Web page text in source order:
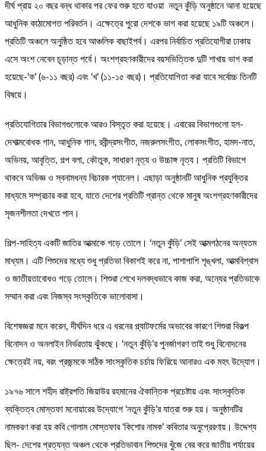
দীর্ঘ প্রায় ২০ বছর বন্ধ থাকার পর ফের শুরু হতে যাওয়া নতুন কুঁড়ি অনুষ্ঠানে আনা হয়েছে
আধুনিক কাঠামোগত পরিবর্তন। এক্ষেত্রে পুরো দেশকে ভাগ করা হয়েছে ১৯টি অঞ্চলে।
প্রতিটি অঞ্চলে অনুষ্ঠিত হবে আঞ্চলিক বাছাইপর্ব। এরপর নির্বাচিত প্রতিযোগীরা ঢাকায়
এসে অংশ নেবেন চূড়ান্ত পর্বে। অংশগ্রহণকারীদের বয়সভিত্তিক দুটি শাখায় ভাগ করা
হয়েছে-‘ক’ (৬-১১ বছর) এবং ‘খ’ (১১-১৫ বছর)। প্রতিযোগিতা করা যাবে সর্বোচ্চ তিনটি
বিষয়ে।
প্রতিযোগিতার বিভাগগুলোকে আরও বিস্তৃত করা হয়েছে। এবারের বিভাগগুলো হল-
দেশাত্মবোধক গান, আধুনিক গান, রবীন্দ্রসংগীত, নজরুলসংগীত, লোকসংগীত, হামদ-নাত,
অভিনয়, আবৃত্তি, গল্প বলা, কৌতুক, সাধারণ নৃত্য ও উচ্চাঙ্গ নৃত্য। প্রতিটি বিভাগে
থাকবে অভিজ্ঞ ও স্বনামধন্য বিচারক প্যানেল। এছাড়া অনুষ্ঠানটি আধুনিক প্রযুক্তির
মাধ্যমে সম্প্রচার করা হবে, যাতে দেশের প্রতিটি প্রান্ত থেকে মানুষ অংশগ্রহণকারীদের
সৃজনশীলতা দেখতে পান।
শিল্প-সাহিত্য একটি জাতির আত্মাকে গড়ে তোলে। ‘নতুন কুঁড়ি’ সেই আত্মগঠনের অন্যতম
মাধ্যম। এটি শিশুদের মধ্যে শুধু প্রতিভা বিকাশই করে না, পাশাপাশি শৃঙ্খলা, আত্মবিশ্বাস
ও জাতীয়তাবোধও গড়ে তোলে। শিশুরা শেখে দলবদ্ধভাবে কাজ করা, অন্যের প্রতিভাকে
সম্মান করা এবং নিজস্ব সংস্কৃতিকে ভালোবাসা।
বিশেষজ্ঞরা মনে করেন, দীর্ঘদিন ধরে এ ধরনের প্ল্যাটফর্মের অভাবের কারণে শিশুরা বিকল্প
বিনোদন ও অনলাইন নির্ভরতায় ঝুঁকছে। ‘নতুন কুঁড়ি’র পুনর্জাগরণ তাই শুধু বিনোদনের
ক্ষেত্রেই নয়, বরং প্রজন্মকে সঠিক সাংস্কৃতিক চর্চায় ফিরিয়ে আনারও এক মহৎ উদ্যোগ।
১৯৭৬ সালে শহীদ রাষ্ট্রপতি জিয়াউর রহমানের ঐকান্তিক প্রচেষ্টায় এবং সাংস্কৃতিক
ব্যক্তিত্ব মোস্তফা মনোয়ারের উদ্যোগে ‘নতুন কুঁড়ি’র যাত্রা শুরু হয়। অনুষ্ঠানটির
নামকরণ করা হয় কবি গোলাম মোস্তফার ‘কিশোর নামক’ কবিতার অনুপ্রেরণায়। উদ্দেশ্য
ছিল- দেশের প্রত্যন্ত অঞ্চল থেকে প্রতিভাবান শিশুদের খুঁজে বের করে জাতীয় পর্যায়ের